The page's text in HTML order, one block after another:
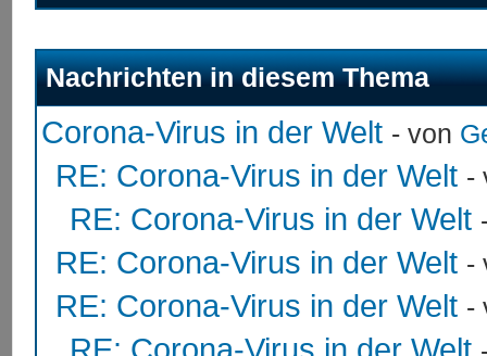
Nachrichten in diesem Thema
Corona-Virus in der Welt - von
RE: Corona-Virus in der Welt -
RE: Corona-Virus in der Welt
RE: Corona-Virus in der Welt -
RE: Corona-Virus in der Welt -